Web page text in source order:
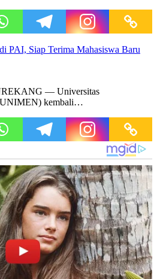
Siap Terima Mahasiswa Baru
— Universitas
kembali…